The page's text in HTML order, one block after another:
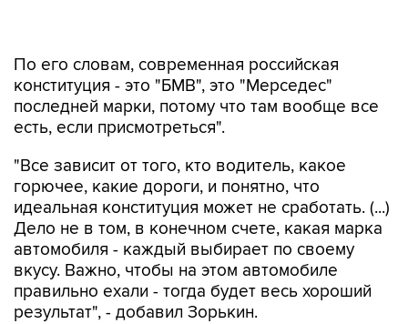
последней марки, потому что там вообще все
есть, если присмотреться".
"Все зависит от того, кто водитель, какое
идеальная конституция может не сработать. (...)
Дело не в том, в конечном счете, какая марка
автомобиля - каждый выбирает по своему
вкусу. Важно, чтобы на этом автомобиле
правильно ехали - тогда будет весь хороший
результат", - добавил Зорькин.
В среду, 12 декабря, в России будет отмечаться